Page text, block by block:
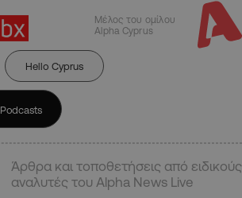
Μέλος του ομίλου
Alpha Cyprus
Hello Cyprus
Podcasts
Άρθρα και τοποθετήσεις από ειδικούς
αναλυτές του Alpha News Live